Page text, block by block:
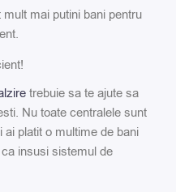
mai putini bani pentru
trebuie sa te ajute sa
Nu toate centralele sunt
platit o multime de bani
insusi sistemul de